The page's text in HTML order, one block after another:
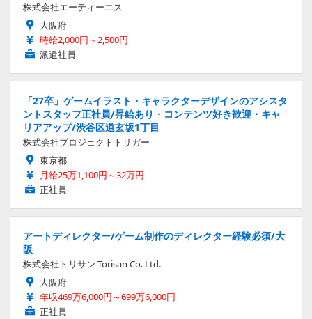
株式会社エーティーエス
大阪府
時給2,000円～2,500円
派遣社員
「27卒」ゲームイラスト・キャラクターデザインのアシスタ
ントスタッフ正社員/昇給あり・コンテンツ好き歓迎・キャ
リアアップ/渋谷区道玄坂1丁目
株式会社プロジェクトトリガー
東京都
月給25万1,100円～32万円
正社員
アートディレクター/ゲーム制作のディレクター経験必須/大
阪
株式会社トリサン Torisan Co. Ltd.
大阪府
年収469万6,000円～699万6,000円
正社員